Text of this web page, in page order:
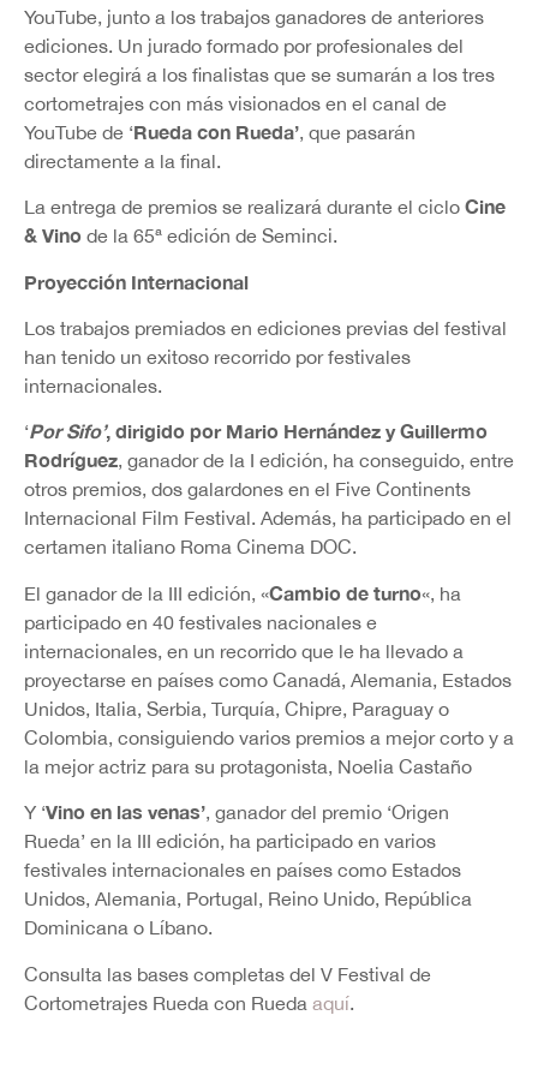
YouTube, junto a los trabajos ganadores de anteriores
ediciones. Un jurado formado por profesionales del
sector elegirá a los finalistas que se sumarán a los tres
cortometrajes con más visionados en el canal de
YouTube de ‘Rueda con Rueda’, que pasarán
directamente a la final.
La entrega de premios se realizará durante el ciclo Cine
& Vino de la 65ª edición de Seminci.
Proyección Internacional
Los trabajos premiados en ediciones previas del festival
han tenido un exitoso recorrido por festivales
internacionales.
‘Por Sifo’, dirigido por Mario Hernández y Guillermo
Rodríguez, ganador de la I edición, ha conseguido, entre
otros premios, dos galardones en el Five Continents
Internacional Film Festival. Además, ha participado en el
certamen italiano Roma Cinema DOC.
El ganador de la III edición, «Cambio de turno«, ha
participado en 40 festivales nacionales e
internacionales, en un recorrido que le ha llevado a
proyectarse en países como Canadá, Alemania, Estados
Unidos, Italia, Serbia, Turquía, Chipre, Paraguay o
Colombia, consiguiendo varios premios a mejor corto y a
la mejor actriz para su protagonista, Noelia Castaño
Y ‘Vino en las venas’, ganador del premio ‘Origen
Rueda’ en la III edición, ha participado en varios
festivales internacionales en países como Estados
Unidos, Alemania, Portugal, Reino Unido, República
Dominicana o Líbano.
Consulta las bases completas del V Festival de
Cortometrajes Rueda con Rueda aquí.